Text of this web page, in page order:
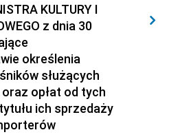
2009
2006
2003
2000
1997
KULTURY I
z dnia 30
określenia
służących
opłat od tych
ich sprzedaży